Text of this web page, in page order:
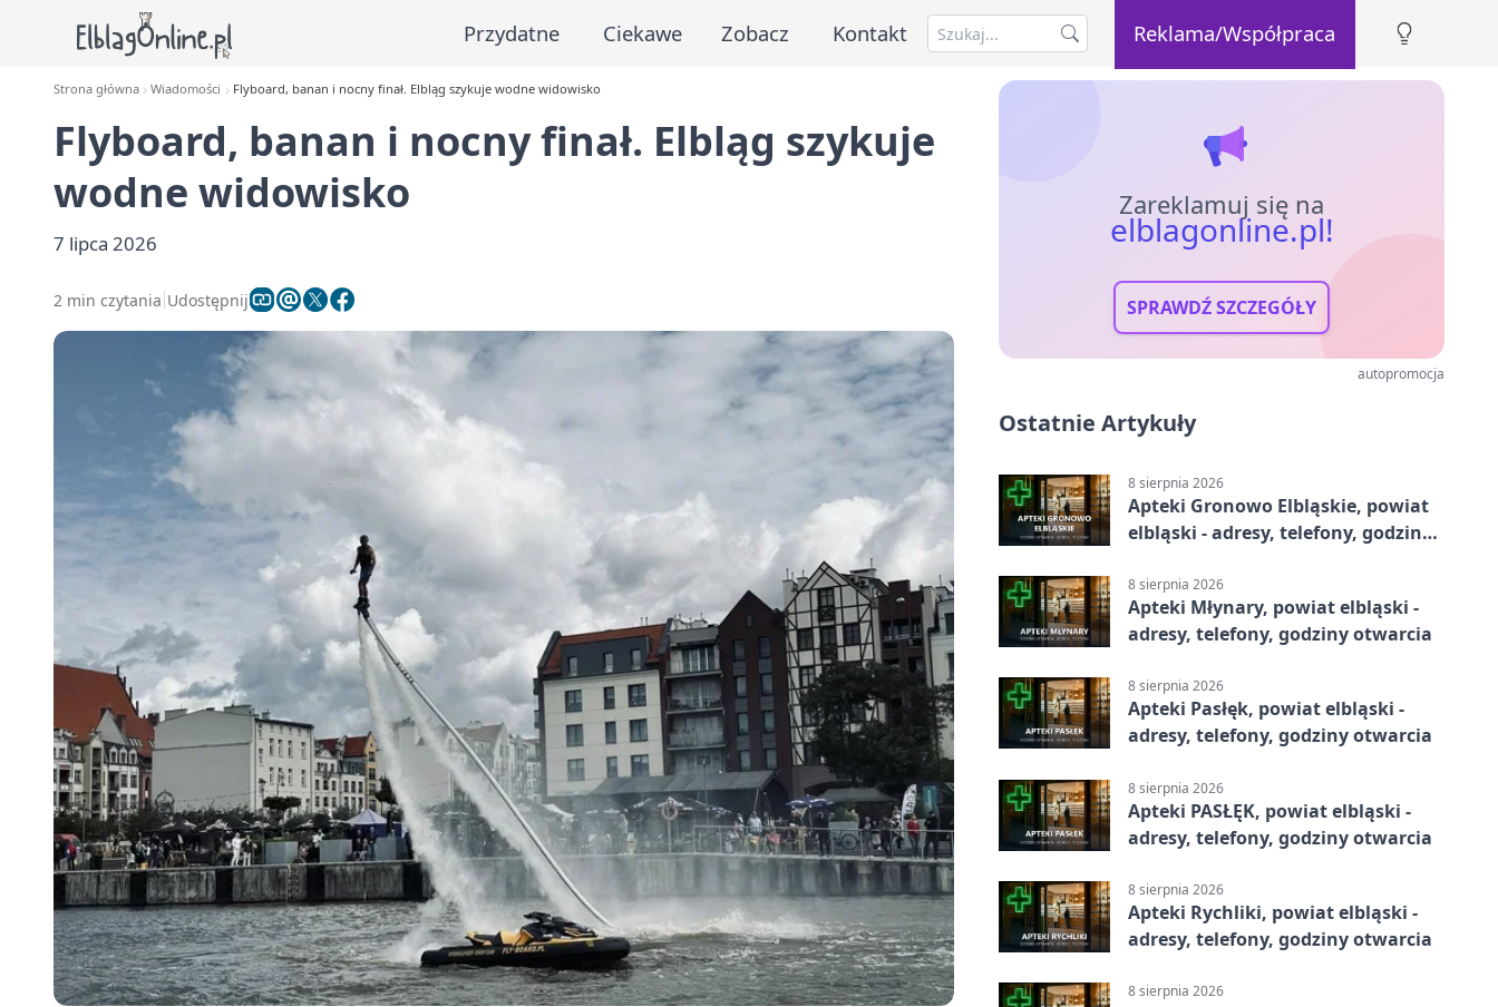
Przydatne Ciekawe Zobacz Kontakt Reklama/Współpraca
Strona główna Wiadomości Flyboard, banan i nocny finał. Elbląg szykuje wodne widowisko
Flyboard, banan i nocny finał. Elbląg szykuje
wodne widowisko
7 lipca 2026
2 min czytania Udostępnij
Zareklamuj się na
elblagonline.pl!
SPRAWDŹ SZCZEGÓŁY
autopromocja
Ostatnie Artykuły
8 sierpnia 2026
Apteki Gronowo Elbląskie, powiat
elbląski - adresy, telefony, godziny
8 sierpnia 2026
Apteki Młynary, powiat elbląski -
adresy, telefony, godziny otwarcia
8 sierpnia 2026
Apteki Pasłęk, powiat elbląski -
adresy, telefony, godziny otwarcia
8 sierpnia 2026
Apteki PASŁĘK, powiat elbląski -
adresy, telefony, godziny otwarcia
8 sierpnia 2026
Apteki Rychliki, powiat elbląski -
adresy, telefony, godziny otwarcia
8 sierpnia 2026